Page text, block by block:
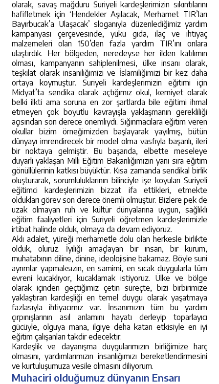
Muhaciri olduğumuz dünyanın Ensarı
olarak, savaş mağduru Suriyeli kardeşlerimizin sıkıntılarını
hafifletmek için ‘Hendekler Aşılacak, Merhamet TIR’ları
Bayırbucak’a Ulaşacak’ sloganıyla düzenlediğimiz yardım
kampanyası çerçevesinde, yükü gıda, ilaç ve ihtiyaç
malzemeleri olan 150’den fazla yardım TIR’ını onlara
ulaştırdık. Her bölgeden, neredeyse her ilden katılımın
olması, kampanyanın sahiplenilmesi, ülke insanı olarak,
teşkilat olarak insaniliğimizi ve İslamiliğimizi bir kez daha
ortaya koymuştur. Suriyeli kardeşlerimizin eğitimi için
Midyat’ta sendika olarak açtığımız okul, kemiyet olarak
belki ilkti ama soruna en zor şartlarda bile eğitimi ihmal
etmeyen çok boyutlu kavrayışla yaklaşmanın gerekliliği
açısından son derece önemliydi. Sığınmacılara eğitim veren
okullar bizim örneğimizden başlayarak yayılmış, bütün
dünyayı imrendirecek bir model olma vasfıyla başarılı, ileri
bir noktaya gelmiştir. Bu başarıda, elbette meseleye
duyarlı yaklaşan Milli Eğitim Bakanlığımızın yanı sıra eğitim
gönüllülerinin katkısı büyüktür. Kısa zamanda sendikal birlik
oluşturarak, sorumluluklarının bilinciyle işe koyulan Suriyeli
eğitimci kardeşlerimizin bizzat ifa ettikleri, etmekte
oldukları görev son derece önemli olmuştur. Bizlere pek de
uzak olmayan ruh ve kültür dünyalarına uygun, sağlıklı
eğitim faaliyetleri için Suriyeli öğretmen kardeşlerimizle
irtibat halinde olduk, olmaya da devam ediyoruz.
Aklı adalet, yüreği merhametle dolu olan herkesle birlikte
olduk, oluruz. İyiliği amaçlayan bir insan, bir kurum,
muhatabının diline, dinine, ideolojisine bakamaz. Böyle suni
ayrımlar yapmaksızın, en samimi, en sıcak duygularla tüm
evreni kucaklıyor, kucaklamak istiyoruz. Ülke ve bölge
olarak içinden geçtiğimiz çetin süreçte, bizi birbirimize
yaklaştıran kardeşliği en temel duygu olarak yaşatmaya
fazlasıyla ihtiyacımız var. İnsanımızın tüm bu yardım
çırpınışlarının asıl anlamını hayatı derleyip toparlayıcı
gücüyle, olguya mana, ilgiye deha katan etkisiyle en iyi
eğitim çalışanları takdir edecektir.
Kardeşlik ve dayanışma duygularımızın birliğimize harç
olmasını, yardımlarımızın insanlığımızı bereketlendirmesini
ve kurtuluşumuza vesile olmasını diliyorum.